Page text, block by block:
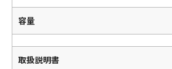
容量
取扱説明書